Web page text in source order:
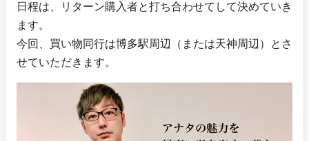
日程は、リターン購入者と打ち合わせてして決めていき
ます。
今回、買い物同行は博多駅周辺（または天神周辺）とさ
せていただきます。